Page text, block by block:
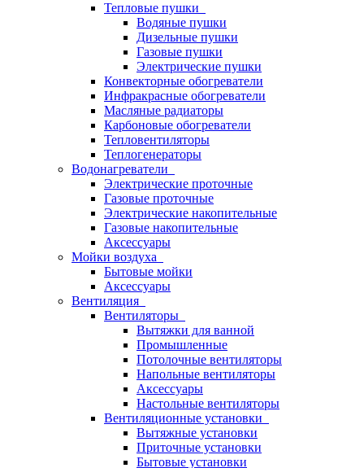
Тепловые пушки
Водяные пушки
Дизельные пушки
Газовые пушки
Электрические пушки
Конвекторные обогреватели
Инфракрасные обогреватели
Масляные радиаторы
Карбоновые обогреватели
Тепловентиляторы
Теплогенераторы
Водонагреватели
Электрические проточные
Газовые проточные
Электрические накопительные
Газовые накопительные
Аксессуары
Мойки воздуха
Бытовые мойки
Аксессуары
Вентиляция
Вентиляторы
Вытяжки для ванной
Промышленные
Потолочные вентиляторы
Напольные вентиляторы
Аксессуары
Настольные вентиляторы
Вентиляционные установки
Вытяжные установки
Приточные установки
Бытовые установки